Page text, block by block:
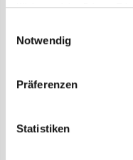
Klicken auf das Privacy
Wenn Sie es erlauben,
Erfahren Sie mehr
Notwendig
Präferenzen
Statistiken
Name*